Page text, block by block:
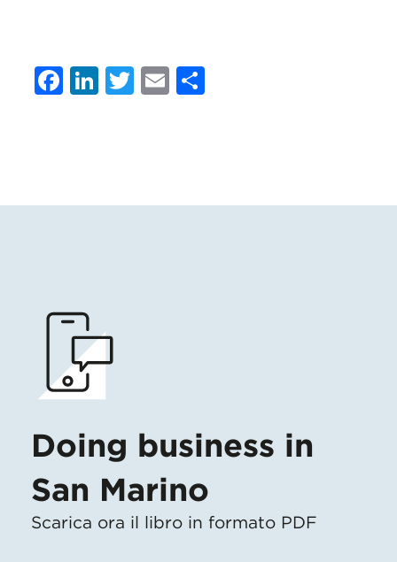
Facebook
LinkedIn
Twitter
Email
Doing business in
San Marino
Scarica ora il libro in formato PDF